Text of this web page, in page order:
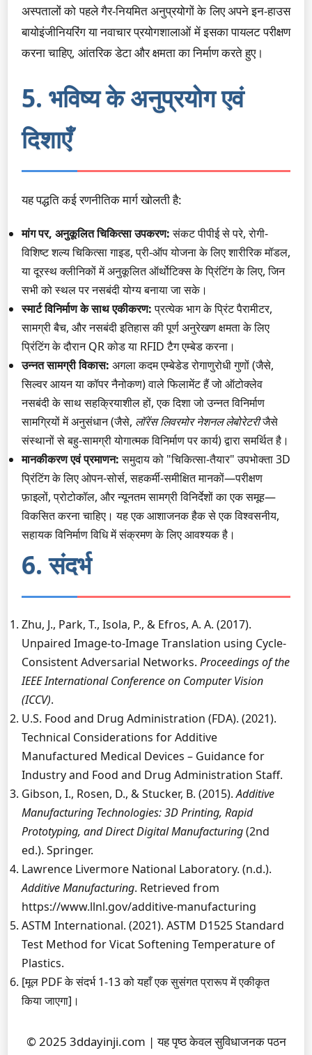
अस्पतालों को पहले गैर-नियमित अनुप्रयोगों के लिए अपने इन-हाउस
बायोइंजीनियरिंग या नवाचार प्रयोगशालाओं में इसका पायलट परीक्षण
करना चाहिए, आंतरिक डेटा और क्षमता का निर्माण करते हुए।
5. भविष्य के अनुप्रयोग एवं
दिशाएँ
यह पद्धति कई रणनीतिक मार्ग खोलती है:
मांग पर, अनुकूलित चिकित्सा उपकरण:संकट पीपीई से परे, रोगी-
विशिष्ट शल्य चिकित्सा गाइड, प्री-ऑप योजना के लिए शारीरिक मॉडल,
या दूरस्थ क्लीनिकों में अनुकूलित ऑर्थोटिक्स के प्रिंटिंग के लिए, जिन
सभी को स्थल पर नसबंदी योग्य बनाया जा सके।
स्मार्ट विनिर्माण के साथ एकीकरण:प्रत्येक भाग के प्रिंट पैरामीटर,
सामग्री बैच, और नसबंदी इतिहास की पूर्ण अनुरेखण क्षमता के लिए
प्रिंटिंग के दौरान QR कोड या RFID टैग एम्बेड करना।
उन्नत सामग्री विकास: अगला कदम एम्बेडेड रोगाणुरोधी गुणों (जैसे,
सिल्वर आयन या कॉपर नैनोकण) वाले फिलामेंट हैं जो ऑटोक्लेव
नसबंदी के साथ सहक्रियाशील हों, एक दिशा जो उन्नत विनिर्माण
सामग्रियों में अनुसंधान (जैसे, लॉरेंस लिवरमोर नेशनल लेबोरेटरीजैसे
संस्थानों से बहु-सामग्री योगात्मक विनिर्माण पर कार्य) द्वारा समर्थित है।
मानकीकरण एवं प्रमाणन:समुदाय को "चिकित्सा-तैयार" उपभोक्ता 3D
प्रिंटिंग के लिए ओपन-सोर्स, सहकर्मी-समीक्षित मानकों—परीक्षण
फ़ाइलों, प्रोटोकॉल, और न्यूनतम सामग्री विनिर्देशों का एक समूह—
विकसित करना चाहिए। यह एक आशाजनक हैक से एक विश्वसनीय,
सहायक विनिर्माण विधि में संक्रमण के लिए आवश्यक है।
6. संदर्भ
Zhu, J., Park, T., Isola, P., & Efros, A. A. (2017).
Unpaired Image-to-Image Translation using Cycle-
Consistent Adversarial Networks. Proceedings of the
IEEE International Conference on Computer Vision
(ICCV).
U.S. Food and Drug Administration (FDA). (2021).
Technical Considerations for Additive
Manufactured Medical Devices – Guidance for
Industry and Food and Drug Administration Staff.
Gibson, I., Rosen, D., & Stucker, B. (2015).Additive
Manufacturing Technologies: 3D Printing, Rapid
Prototyping, and Direct Digital Manufacturing(2nd
ed.). Springer.
Lawrence Livermore National Laboratory. (n.d.).
Additive Manufacturing. Retrieved from
https://www.llnl.gov/additive-manufacturing
ASTM International. (2021). ASTM D1525 Standard
Test Method for Vicat Softening Temperature of
Plastics.
[मूल PDF के संदर्भ 1-13 को यहाँ एक सुसंगत प्रारूप में एकीकृत
किया जाएगा]।
© 2025 3ddayinji.com | यह पृष्ठ केवल सुविधाजनक पठन